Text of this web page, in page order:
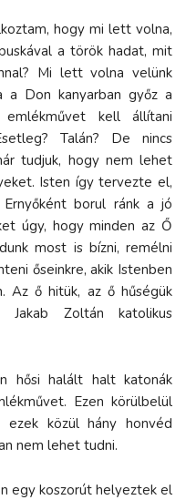
hogy mi lett volna,
a török hadat, mit
Mi lett volna velünk
a Don kanyarban győz a
kell állítani
Talán? De nincs
tudjuk, hogy nem lehet
Isten így tervezte el,
borul ránk a jó
úgy, hogy minden az Ő
most is bízni, remélni
őseinkre, akik Istenben
Az ő hitük, az ő hűségük
Jakab Zoltán katolikus
hősi halált halt katonák
Ezen körülbelül
közül hány honvéd
nem lehet tudni.
egy koszorút helyeztek el